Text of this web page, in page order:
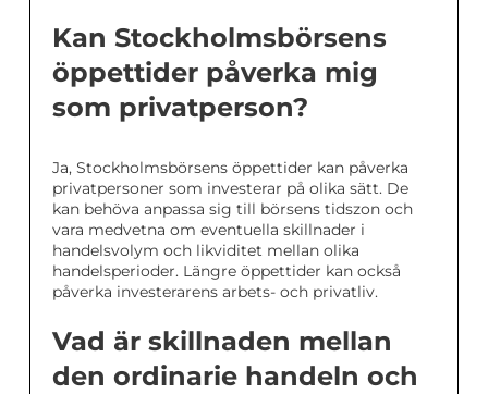
Kan Stockholmsbörsens
öppettider påverka mig
som privatperson?
Ja, Stockholmsbörsens öppettider kan påverka
privatpersoner som investerar på olika sätt. De
kan behöva anpassa sig till börsens tidszon och
vara medvetna om eventuella skillnader i
handelsvolym och likviditet mellan olika
handelsperioder. Längre öppettider kan också
påverka investerarens arbets- och privatliv.
Vad är skillnaden mellan
den ordinarie handeln och